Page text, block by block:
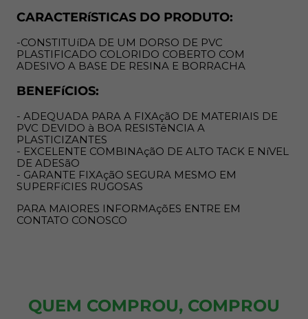
CARACTERíSTICAS DO PRODUTO:
-CONSTITUíDA DE UM DORSO DE PVC
PLASTIFICADO COLORIDO COBERTO COM
ADESIVO A BASE DE RESINA E BORRACHA
BENEFíCIOS:
- ADEQUADA PARA A FIXAçãO DE MATERIAIS DE
PVC DEVIDO à BOA RESISTêNCIA A
PLASTICIZANTES
- EXCELENTE COMBINAçãO DE ALTO TACK E NíVEL
DE ADESãO
- GARANTE FIXAçãO SEGURA MESMO EM
SUPERFíCIES RUGOSAS
PARA MAIORES INFORMAçõES ENTRE EM
CONTATO CONOSCO
QUEM COMPROU, COMPROU